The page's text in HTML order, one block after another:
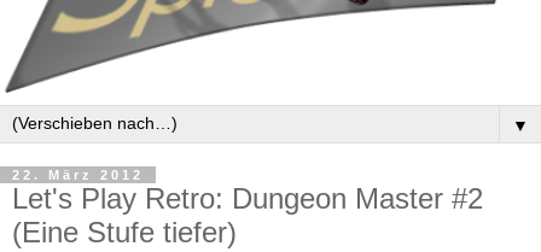
▼
22. März 2012
Let's Play Retro: Dungeon Master #2
(Eine Stufe tiefer)